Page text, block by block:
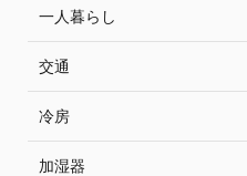
一人暮らし
交通
冷房
加湿器